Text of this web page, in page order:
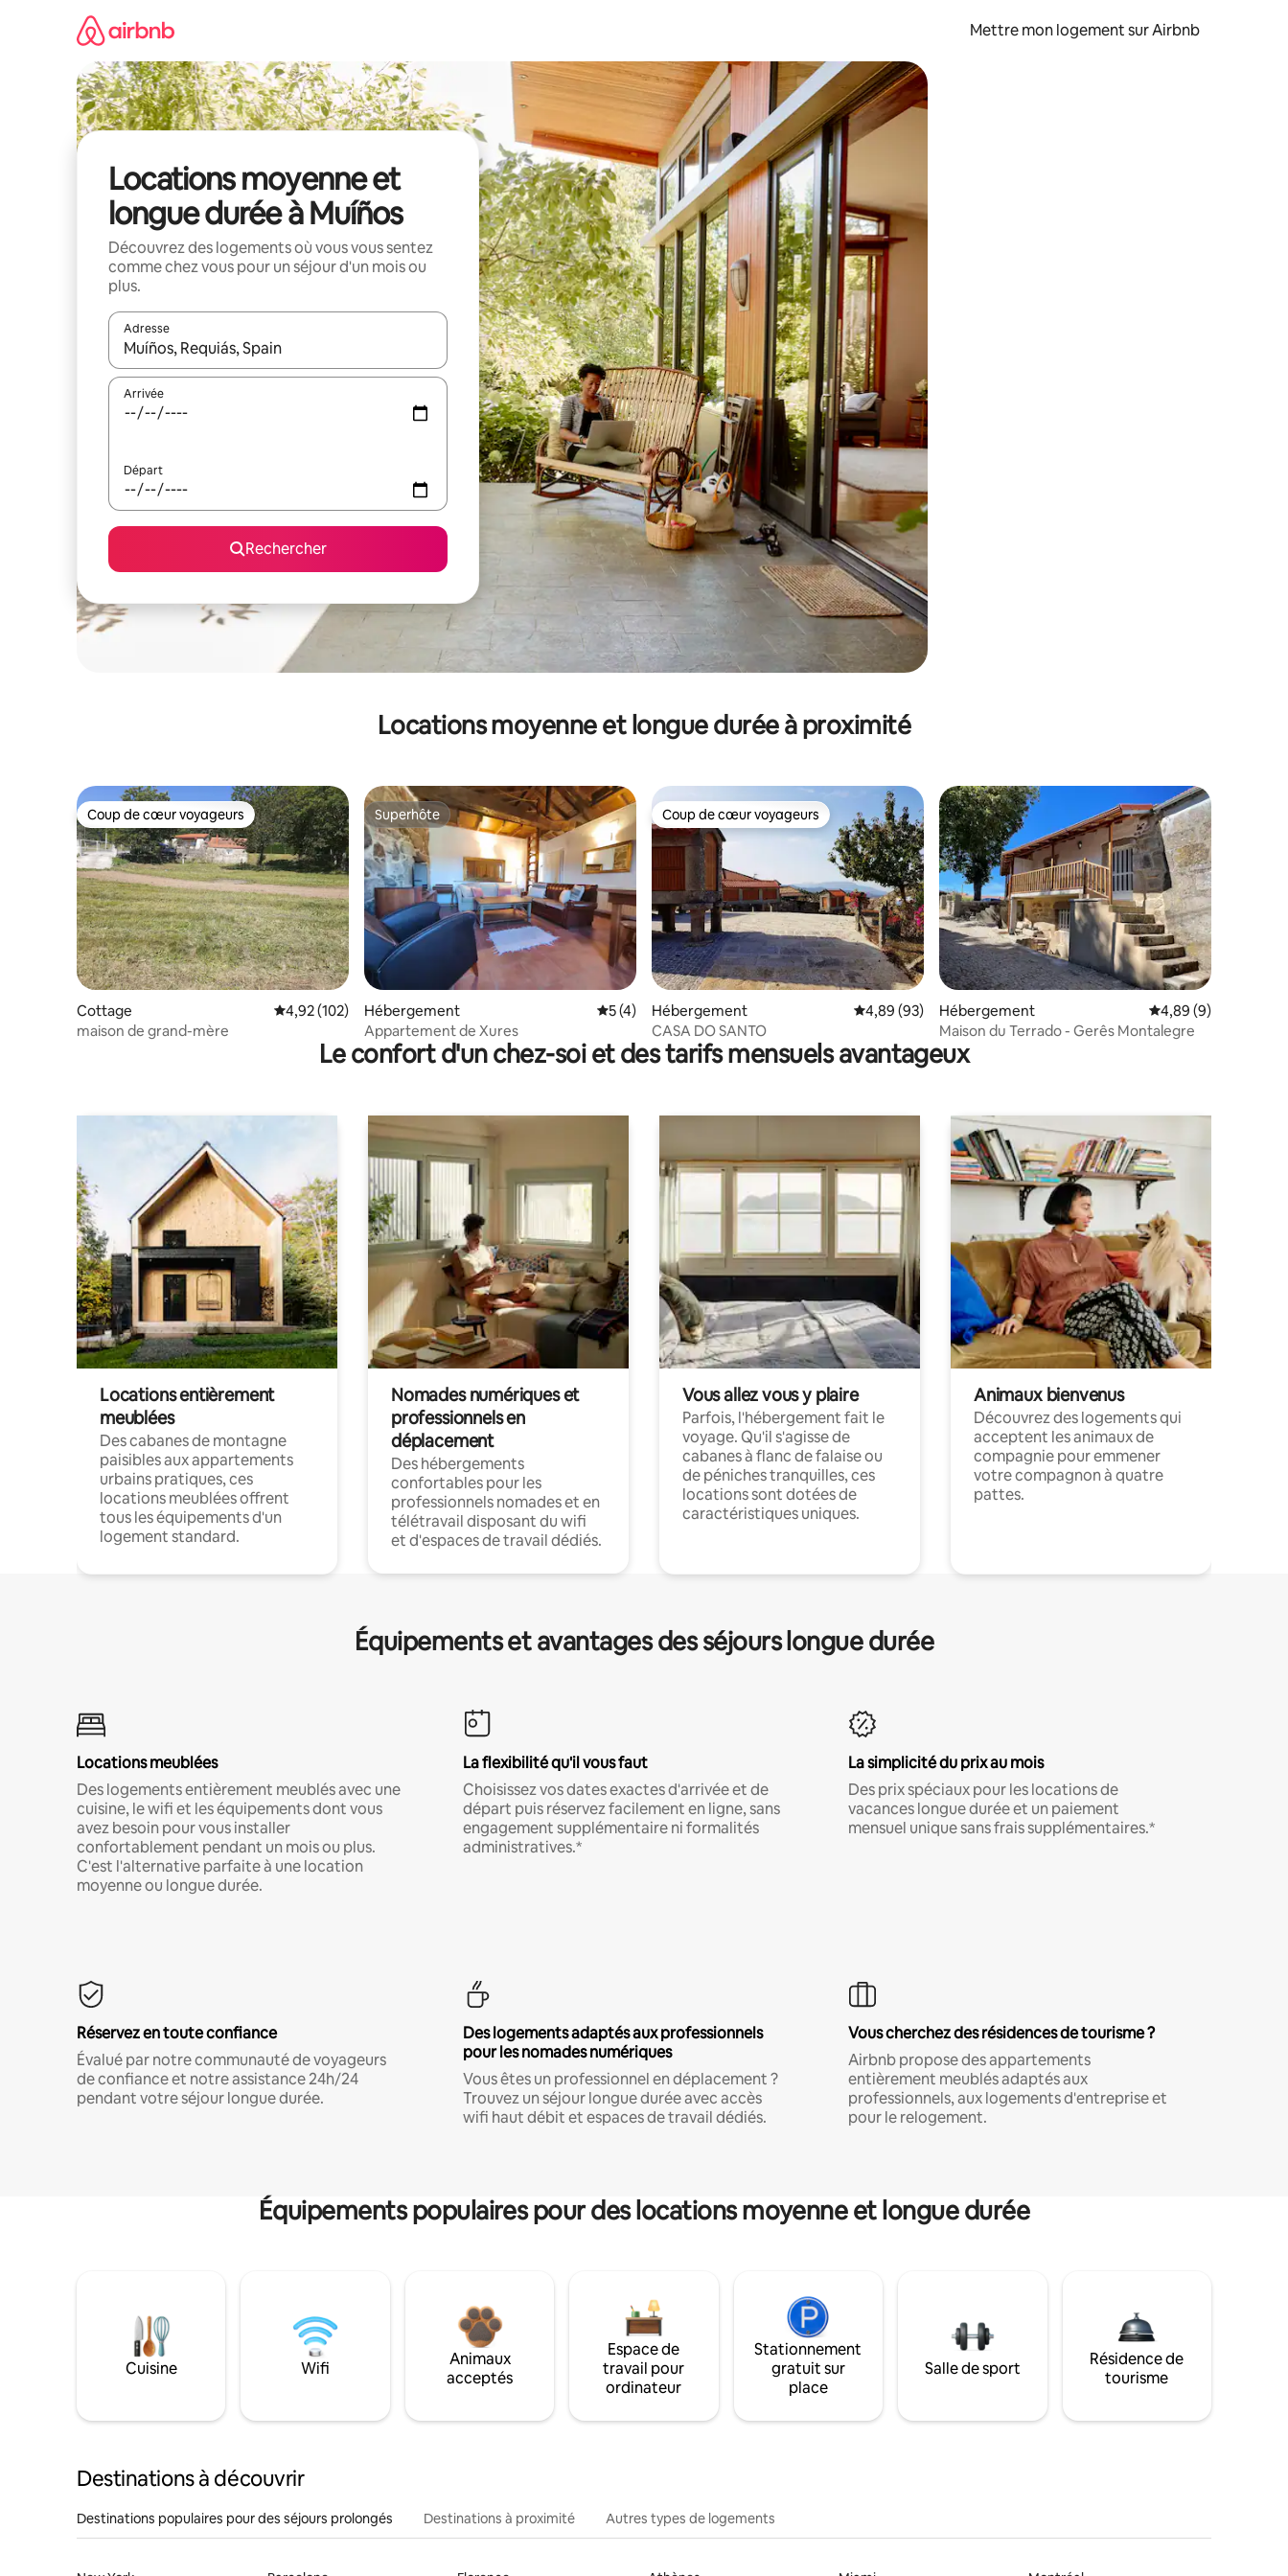
Mettre mon logement sur Airbnb
Locations moyenne et
longue durée à Muíños
Découvrez des logements où vous vous sentez
comme chez vous pour un séjour d'un mois ou
plus.
Adresse
Lorsque les résultats s'affichent, utilisez les flèches vers le haut et vers le bas pour les parcourir ou en appuyant et en faisant glisser.
Arrivée
Départ
Rechercher
Locations moyenne et longue durée à proximité
Coup de cœur voyageurs
Coup de cœur voyageurs
Cottage Évaluation moyenne sur la base de 102 commentaires : 4,92 sur 5
4,92 (102)
maison de grand-mère
Superhôte
Superhôte
Hébergement Évaluation moyenne sur la base de 4 commentaires : 5 sur 5
5 (4)
Appartement de Xures
Coup de cœur voyageurs
Coup de cœur voyageurs
Hébergement Évaluation moyenne sur la base de 93 commentaires : 4,89 sur 5
4,89 (93)
CASA DO SANTO
Hébergement Évaluation moyenne
4,89 (9)
Maison du Terrado - Gerês Montalegre
Le confort d'un chez-soi et des tarifs mensuels avantageux
Locations entièrement
meublées
Des cabanes de montagne
paisibles aux appartements
urbains pratiques, ces
locations meublées offrent
tous les équipements d'un
logement standard.
Nomades numériques et
professionnels en
déplacement
Des hébergements
confortables pour les
professionnels nomades et en
télétravail disposant du wifi
et d'espaces de travail dédiés.
Vous allez vous y plaire
Parfois, l'hébergement fait le
voyage. Qu'il s'agisse de
cabanes à flanc de falaise ou
de péniches tranquilles, ces
locations sont dotées de
caractéristiques uniques.
Animaux bienvenus
Découvrez des logements qui
acceptent les animaux de
compagnie pour emmener
votre compagnon à quatre
pattes.
Équipements et avantages des séjours longue durée
Locations meublées
Des logements entièrement meublés avec une
cuisine, le wifi et les équipements dont vous
avez besoin pour vous installer
confortablement pendant un mois ou plus.
C'est l'alternative parfaite à une location
moyenne ou longue durée.
La flexibilité qu'il vous faut
Choisissez vos dates exactes d'arrivée et de
départ puis réservez facilement en ligne, sans
engagement supplémentaire ni formalités
administratives.*
La simplicité du prix au mois
Des prix spéciaux pour les locations de
vacances longue durée et un paiement
mensuel unique sans frais supplémentaires.*
Réservez en toute confiance
Évalué par notre communauté de voyageurs
de confiance et notre assistance 24h/24
pendant votre séjour longue durée.
Des logements adaptés aux professionnels
pour les nomades numériques
Vous êtes un professionnel en déplacement ?
Trouvez un séjour longue durée avec accès
wifi haut débit et espaces de travail dédiés.
Vous cherchez des résidences de tourisme ?
Airbnb propose des appartements
entièrement meublés adaptés aux
professionnels, aux logements d'entreprise et
pour le relogement.
Équipements populaires pour des locations moyenne et longue durée
Cuisine Wifi
Animaux
acceptés
Espace de
travail pour
ordinateur
Stationnement
gratuit sur
place
Salle de sport
Résidence de
tourisme
Destinations à découvrir
Destinations populaires pour des séjours prolongés Destinations à proximité Autres types de logements